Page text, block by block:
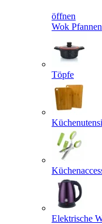
öffnen
Wok Pfannen
Töpfe
Elektrische